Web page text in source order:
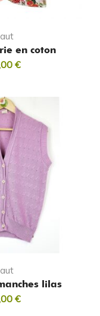
en coton
€
lilas
€